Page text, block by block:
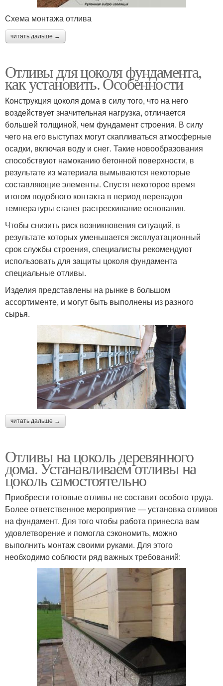
Схема монтажа отлива
читать дальше →
Отливы для цоколя фундамента,
как установить. Особенности
Конструкция цоколя дома в силу того, что на него
воздействует значительная нагрузка, отличается
большей толщиной, чем фундамент строения. В силу
чего на его выступах могут скапливаться атмосферные
осадки, включая воду и снег. Такие новообразования
способствуют намоканию бетонной поверхности, в
результате из материала вымываются некоторые
составляющие элементы. Спустя некоторое время
итогом подобного контакта в период перепадов
температуры станет растрескивание основания.
Чтобы снизить риск возникновения ситуаций, в
результате которых уменьшается эксплуатационный
срок службы строения, специалисты рекомендуют
использовать для защиты цоколя фундамента
специальные отливы.
Изделия представлены на рынке в большом
ассортименте, и могут быть выполнены из разного
сырья.
читать дальше →
Отливы на цоколь деревянного
дома. Устанавливаем отливы на
цоколь самостоятельно
Приобрести готовые отливы не составит особого труда.
Более ответственное мероприятие — установка отливов
на фундамент. Для того чтобы работа принесла вам
удовлетворение и помогла сэкономить, можно
выполнить монтаж своими руками. Для этого
необходимо соблюсти ряд важных требований: